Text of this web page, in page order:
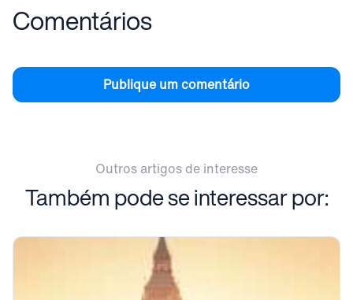
Comentários
Publique um comentário
Outros artigos de interesse
Também pode se interessar por: